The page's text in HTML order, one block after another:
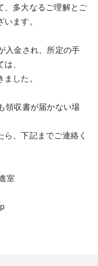
、多大なるご理解とご
ます。
入金され、所定の手
、
した。
領収書が届かない場
、下記までご連絡く
室